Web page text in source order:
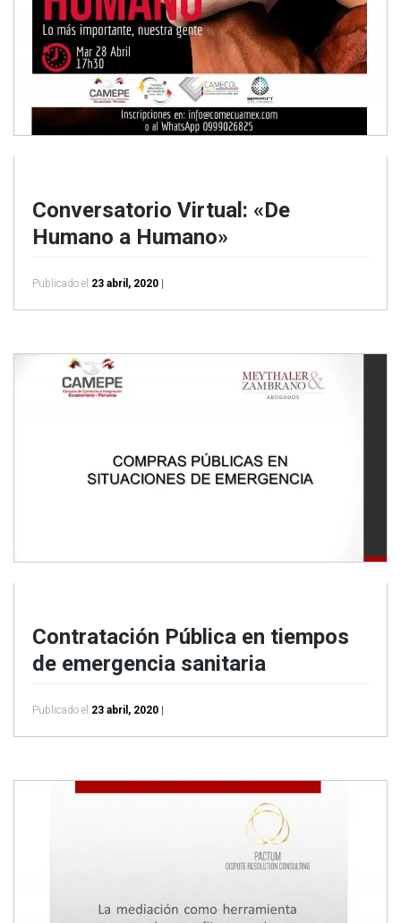
Conversatorio Virtual: «De
Humano a Humano»
Publicado el 23 abril, 2020 |
Contratación Pública en tiempos
de emergencia sanitaria
Publicado el 23 abril, 2020